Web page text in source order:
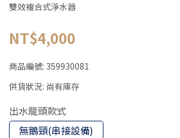
雙效複合式淨水器
NT$4,000
商品編號: 359930081
供貨狀況: 尚有庫存
出水龍頭款式
無鵝頸(串接設備)